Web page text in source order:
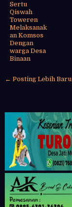
Sertu
Qiswah
Toweren
Melaksanak
an Komsos
Dengan
warga Desa
Binaan
← Posting Lebih Baru